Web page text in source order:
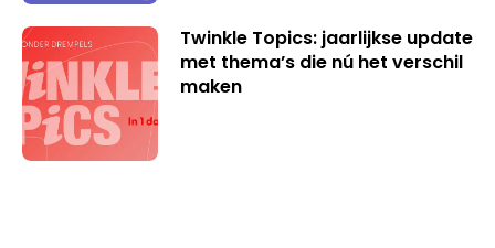
Twinkle Topics: jaarlijkse update
met thema’s die nú het verschil
maken